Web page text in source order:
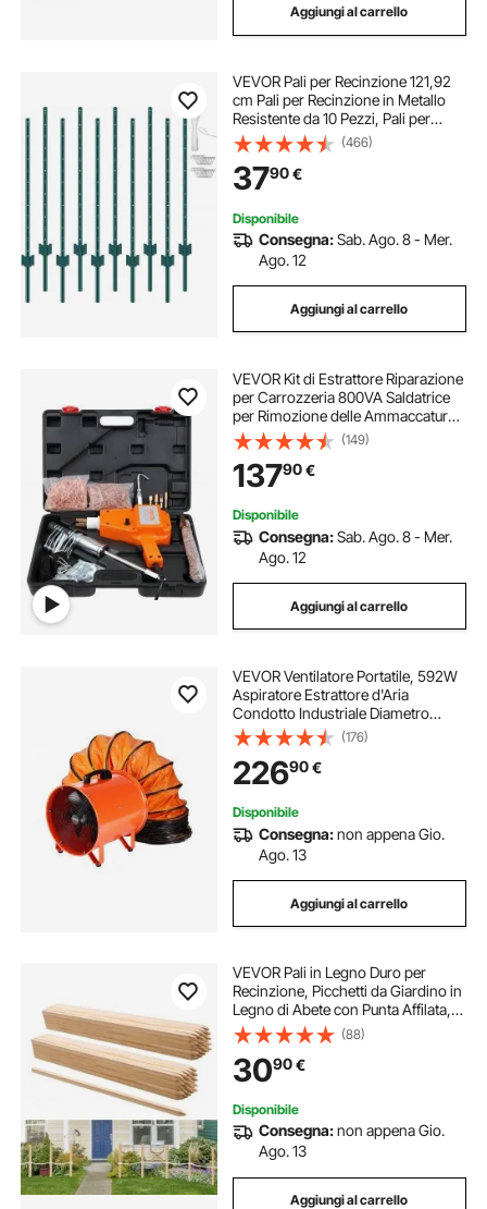
Aggiungi al carrello
VEVOR Pali per Recinzione 121,92
cm Pali per Recinzione in Metallo
Resistente da 10 Pezzi, Pali per
Recinzione in Acciaio Robusto per
Cortile, Prato, Fattorie e Recinzioni
a Catena per Esterni, Verde
(466)
3790€
Disponibile
Consegna:Sab. Ago. 8 - Mer.
Ago. 12
Aggiungi al carrello
VEVOR Kit di Estrattore Riparazione
per Carrozzeria 800VA Saldatrice
per Rimozione delle Ammaccature
Saldatore a Punti 32x24cm,
Strumenti per la Riparazione delle
Ammaccature per Carrozzeria
Autocarri
(149)
13790€
Disponibile
Consegna:Sab. Ago. 8 - Mer.
Ago. 12
Aggiungi al carrello
VEVOR Ventilatore Portatile, 592W
Aspiratore Estrattore d'Aria
Condotto Industriale Diametro
406,4 mm, Tubo Flessibile 5 m
Volume d'Aria 8792 m3/h 2 Marce
per Aspirare Polvere Fumo
Impermeabile IP44
(176)
22690€
Disponibile
Consegna:non appena Gio.
Ago. 13
Aggiungi al carrello
VEVOR Pali in Legno Duro per
Recinzione, Picchetti da Giardino in
Legno di Abete con Punta Affilata,
19,05 x 19,05 x 914.4 mm, Pali di
Recinzione Segnaletici per Confini
di Cortili, 50 Pezzi
(88)
3090€
Disponibile
Consegna:non appena Gio.
Ago. 13
Aggiungi al carrello